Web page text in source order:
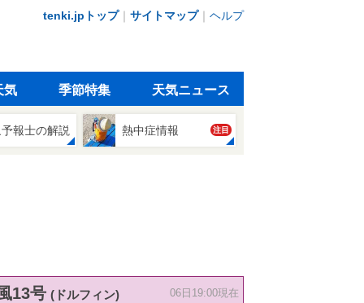
tenki.jpトップ｜ サイトマップ｜ ヘルプ
気 季節特集 天気ニュース
報士の解説 熱中症情報 注目
13号 (ドルフィン) 06日19:00現在